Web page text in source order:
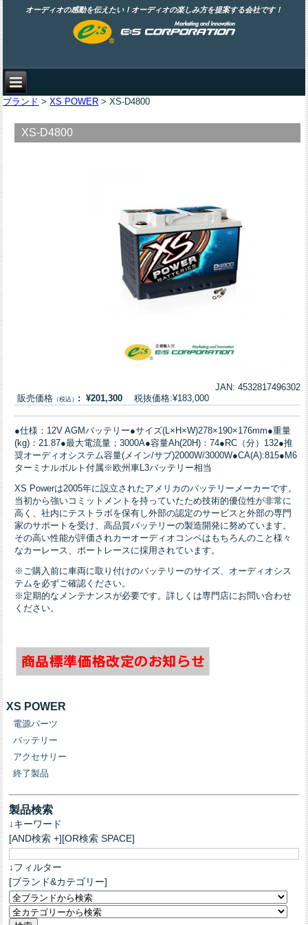
オーディオの感動を伝えたい！オーディオの楽しみ方を提案する会社です！
ブランド >XS POWER > XS-D4800
XS-D4800
JAN: 4532817496302
販売価格 （税込） : ¥201,300 税抜価格:¥183,000
●仕様：12V AGMバッテリー●サイズ(L×H×W)278×190×176mm●重量
(kg)：21.87●最大電流量；3000A●容量Ah(20H)：74●RC（分）132●推
奨オーディオシステム容量(メイン/サブ)2000W/3000W●CA(A):815●M6
ターミナルボルト付属※欧州車L3バッテリー相当
XS Powerは2005年に設立されたアメリカのバッテリーメーカーです。
当初から強いコミットメントを持っていたため技術的優位性が非常に
高く、社内にテストラボを保有し外部の認定のサービスと外部の専門
家のサポートを受け、高品質バッテリーの製造開発に努めています。
その高い性能が評価されカーオーディオコンペはもちろんのこと様々
なカーレース、ボートレースに採用されています。
※ご購入前に車両に取り付けのバッテリーのサイズ、オーディオシス
テムを必ずご確認ください。
※定期的なメンテナンスが必要です。詳しくは専門店にお問い合わせ
ください。
XS POWER
電源パーツ
バッテリー
アクセサリー
終了製品
製品検索
↓キーワード
[AND検索 +][OR検索 SPACE]
↓フィルター
[ブランド&カテゴリー]